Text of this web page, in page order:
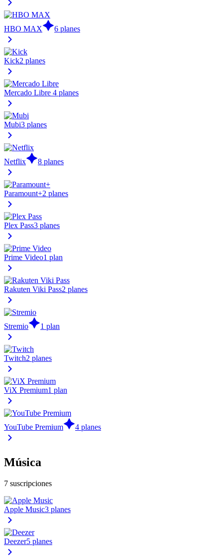
HBO MAX 6 planes
Kick2 planes
Mercado Libre 4 planes
Mubi3 planes
Netflix 8 planes
Paramount+2 planes
Plex Pass3 planes
Prime Video1 plan
Rakuten Viki Pass2 planes
Stremio 1 plan
Twitch2 planes
ViX Premium1 plan
YouTube Premium 4 planes
Música
7 suscripciones
Apple Music3 planes
Deezer5 planes